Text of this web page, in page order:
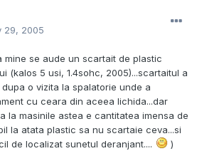
29, 2005
mine se aude un scartait de plastic
(kalos 5 usi, 1.4sohc, 2005)...scartaitul a
o vizita la spalatorie unde a
cu ceara din aceea lichida...dar
la masinile astea e cantitatea imensa de
la atata plastic sa nu scartaie ceva...si
de localizat sunetul deranjant....
)